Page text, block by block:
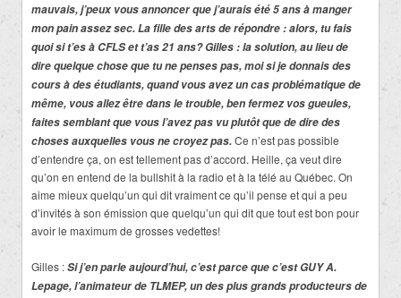
mauvais, j’peux vous annoncer que j’aurais été 5 ans à manger
mon pain assez sec. La fille des arts de répondre : alors, tu fais
quoi si t’es à CFLS et t’as 21 ans? Gilles : la solution, au lieu de
dire quelque chose que tu ne penses pas, moi si je donnais des
cours à des étudiants, quand vous avez un cas problématique de
même, vous allez être dans le trouble, ben fermez vos gueules,
faites semblant que vous l’avez pas vu plutôt que de dire des
choses auxquelles vous ne croyez pas.Ce n’est pas possible
d’entendre ça, on est tellement pas d’accord. Heille, ça veut dire
qu’on en entend de la bullshit à la radio et à la télé au Québec. On
aime mieux quelqu’un qui dit vraiment ce qu’il pense et qui a peu
d’invités à son émission que quelqu’un qui dit que tout est bon pour
avoir le maximum de grosses vedettes!
Gilles :Si j’en parle aujourd’hui, c’est parce que c’est GUY A.
Lepage, l’animateur de TLMEP, un des plus grands producteurs de